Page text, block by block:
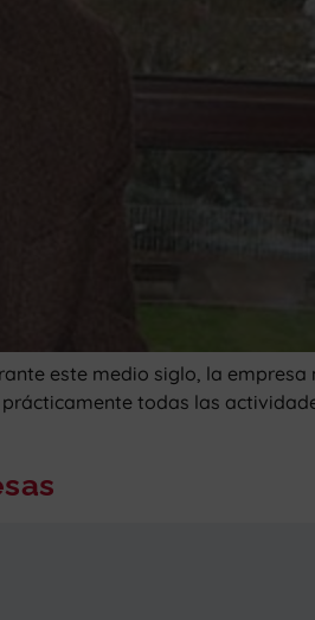
este medio siglo, la
todas las